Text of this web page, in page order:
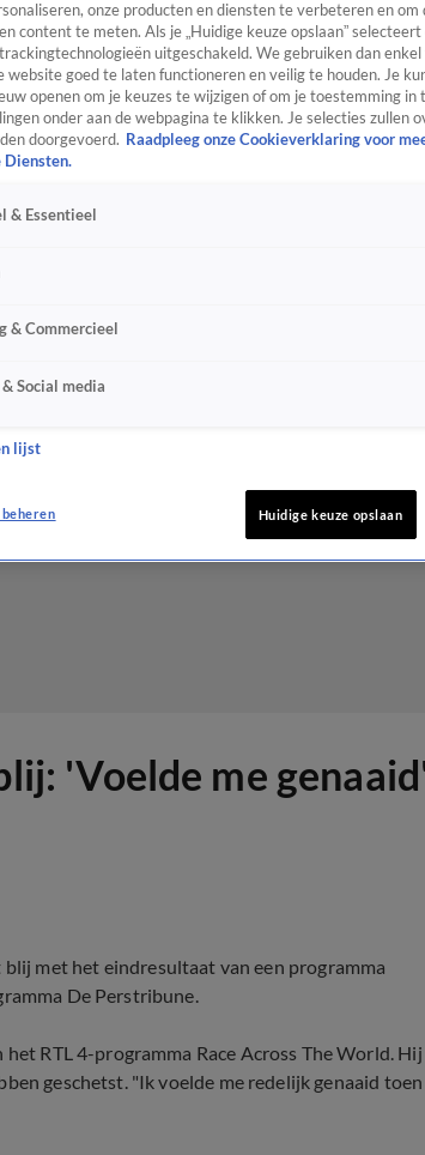
'Voelde me
blij met het eindresultaat van een programma
De Perstribune.
RTL 4-programma Race Across The World. Hij
geschetst. "Ik voelde me redelijk genaaid toen
onze producten en diensten te verbeteren en
content te meten. Als je „Huidige keuze opslaan”
uitgeschakeld. We gebruiken dan
website goed te laten functioneren en veilig te houden. Je
openen om je keuzes te wijzigen of om je toestemming
onder aan de webpagina te klikken. Je selecties zullen
doorgevoerd. Raadpleeg onze Cookieverklaring voor
Diensten.
& Essentieel
& Commercieel
Social media
lijst
Huidige keuze opslaan